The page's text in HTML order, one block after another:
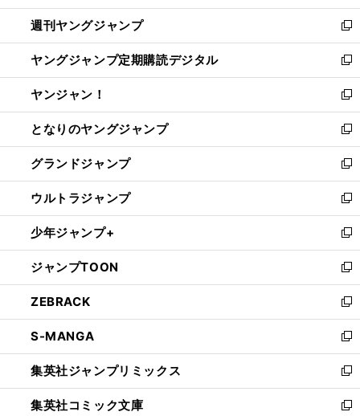
開
く
ウ
で
開
く
ン
ド
ウ
で
開
く
ウ
ィ
ン
ド
ウ
で
開
く
週刊ヤングジャンプ
新
し
い
ウ
ィ
ン
ド
ウ
で
開
く
ヤングジャンプ定期購読デジタル
新
し
い
ウ
ィ
ン
ド
ウ
で
開
く
ヤンジャン！
新
し
い
ウ
ィ
ン
ド
ウ
で
開
く
となりのヤングジャンプ
新
し
い
ウ
ィ
ン
ド
ウ
で
開
く
グランドジャンプ
新
し
い
ウ
ィ
ン
ド
ウ
で
開
く
ウルトラジャンプ
新
し
い
ウ
ィ
ン
ド
ウ
で
開
く
少年ジャンプ+
新
し
い
ウ
ィ
ン
ド
ウ
で
開
く
ジャンプTOON
新
し
い
ウ
ィ
ン
ド
ウ
で
ZEBRACK
新
し
い
ウ
ィ
ン
ド
S-MANGA
新
し
い
ウ
ィ
集英社ジャンプリミックス
新
し
い
集英社コミック文庫 新